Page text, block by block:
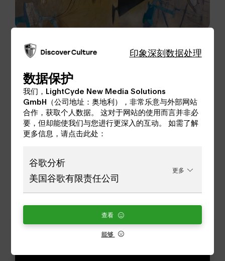
在数字之旅的第三部分，我们将与
"Rubikon"（2022 年）的导演兼编剧玛格达莱娜-
劳里奇（Magdalena Lauritsch）一起，领略马
塔的多维宇宙，了解他如何利用与科学家的密切
联系来创造潜在的未来场景，甚至在科幻小说领
域取得突破。
图片：Roberto Matta Les Témoins de l'univers，© Roberto Matta 地产，Bildrecht Wien 2024
印象深刻数据处理
数据保护
我们，LightCyde New Media Solutions
GmbH（公司地址：奥地利），非常乐意与外部网站
合作，获取个人数据。 这对于网站的使用而言并非必
要，但却能使我们与您进行更深入的互动。 如需了解
更多信息，请点击此处：
谷歌分析
美国谷歌有限责任公司
更多
能够
查看